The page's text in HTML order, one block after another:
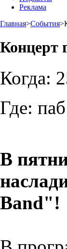
Реклама
Главная>События>
Концерт
Когда:
Где:
В
Band"!